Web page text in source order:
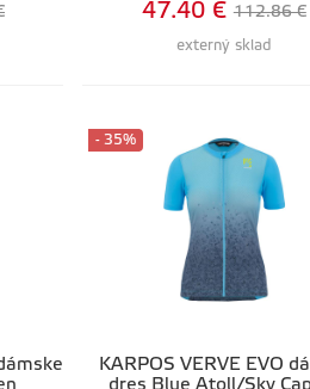
externý sklad
47.40 € 112.86 €
KARPOS VERVE EVO
- 35%